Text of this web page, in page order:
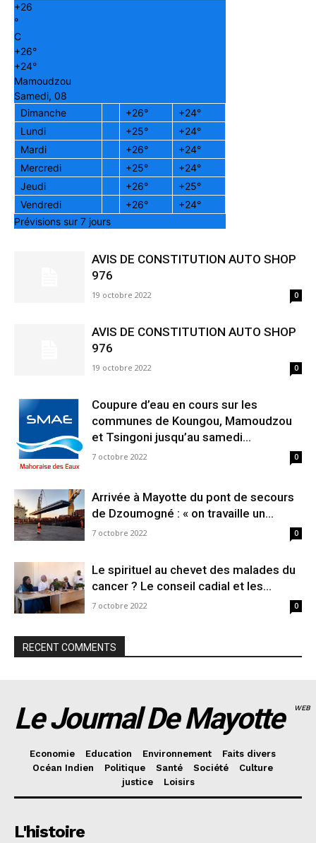
+26
°
C
+26°
+24°
Mamoudzou
Samedi, 08
Dimanche
+26° +24°
Lundi
+25° +24°
Mardi
+26° +24°
Mercredi
+25° +24°
Jeudi
+26° +25°
Vendredi
+26° +24°
Prévisions sur 7 jours
AVIS DE CONSTITUTION AUTO SHOP
976
19 octobre 2022 0
AVIS DE CONSTITUTION AUTO SHOP
976
19 octobre 2022 0
Coupure d’eau en cours sur les
communes de Koungou, Mamoudzou
et Tsingoni jusqu’au samedi...
7 octobre 2022 0
Arrivée à Mayotte du pont de secours
de Dzoumogné : « on travaille un...
7 octobre 2022 0
Le spirituel au chevet des malades du
cancer ? Le conseil cadial et les...
7 octobre 2022 0
RECENT COMMENTS
Le Journal De Mayotte WEB
Economie Education Environnement
Faits divers
Océan Indien
Politique Santé Société
Culture
justice
Loisirs
L'histoire